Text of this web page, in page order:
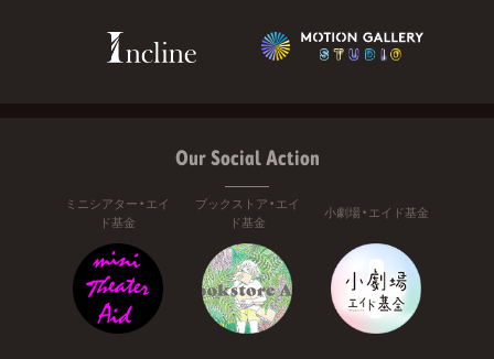
Our Social Action
ミニシアター・エイ
ド基金
ブックストア・エイ
ド基金
小劇場・エイド基金